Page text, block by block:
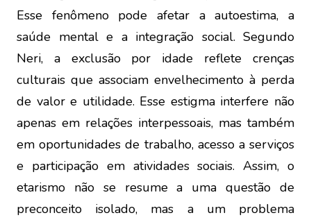
Esse fenômeno pode afetar a autoestima, a
saúde mental e a integração social. Segundo
Neri, a exclusão por idade reflete crenças
culturais que associam envelhecimento à perda
de valor e utilidade. Esse estigma interfere não
apenas em relações interpessoais, mas também
em oportunidades de trabalho, acesso a serviços
e participação em atividades sociais. Assim, o
etarismo não se resume a uma questão de
preconceito isolado, mas a um problema